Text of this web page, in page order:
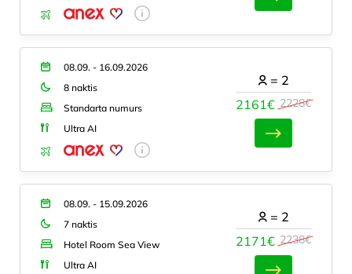
08.09. - 16.09.2026
8 naktis
Standarta numurs
Ultra AI
2161€ 2228€
= 2
08.09. - 15.09.2026
7 naktis
Hotel Room Sea View
Ultra AI
2171€ 2238€
= 2